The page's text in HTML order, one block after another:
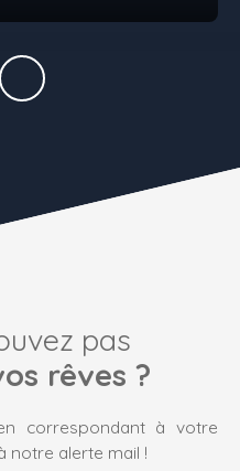
pas
rêves ?
correspondant à votre
notre alerte mail !